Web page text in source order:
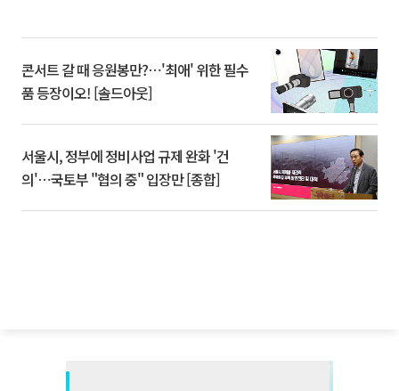
콘서트 갈 때 응원봉만?⋯'최애' 위한 필수
품 등장이오! [솔드아웃]
서울시, 정부에 정비사업 규제 완화 '건
의'⋯국토부 "협의 중" 입장만 [종합]